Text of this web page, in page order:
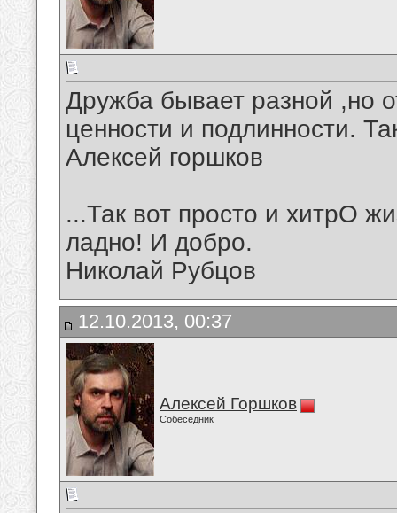
Дружба бывает разной ,но
ценности и подлинности.
Алексей горшков
...Так вот просто и хитрО
ладно! И добро.
Николай Рубцов
12.10.2013, 00:37
Алексей Горшков
Собеседник